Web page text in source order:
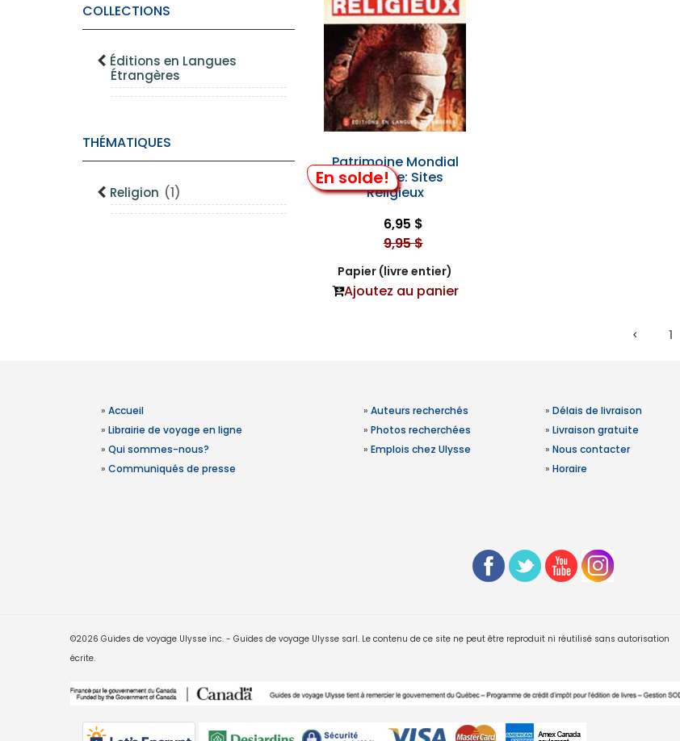
COLLECTIONS
Éditions en Langues
Étrangères
THÉMATIQUES
Religion (1)
En solde!
Patrimoine Mondial
en Chine: Sites
Religieux
6,95 $
9,95 $
Papier (livre entier)
Ajoutez au panier
1
» Accueil
» Librairie de voyage en ligne
» Qui sommes-nous?
» Communiqués de presse
» Auteurs recherchés
» Photos recherchées
» Emplois chez Ulysse
» Délais de livraison
» Livraison gratuite
» Nous contacter
» Horaire
©2026 Guides de voyage Ulysse inc. - Guides de voyage Ulysse sarl. Le contenu de ce site ne peut être reproduit ni réutilisé sans autorisation
écrite.